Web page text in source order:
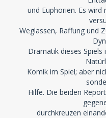
und Euphorien. Es
Weglassen, Raffung und
Dramatik dieses
Komik im Spiel; aber
Hilfe. Die beiden
durchkreuzen